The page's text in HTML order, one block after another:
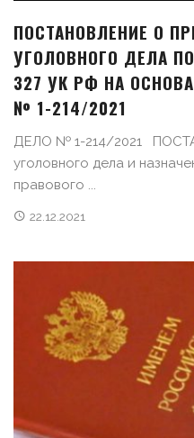
ПОСТАНОВЛЕНИЕ О
УГОЛОВНОГО ДЕЛА
327 УК РФ НА
№ 1-214/2021
ДЕЛО № 1-214/2021
уголовного дела и
правового ...
22.12.2021